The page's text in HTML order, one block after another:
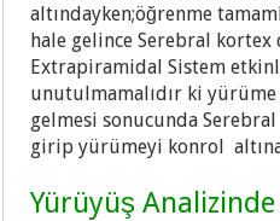
altındayken;öğrenme
hale gelince Serebral kortex
Extrapiramidal Sistem
unutulmamalıdır ki yürüme
gelmesi sonucunda
girip yürümeyi konrol altına
Yürüyüş Analizinde